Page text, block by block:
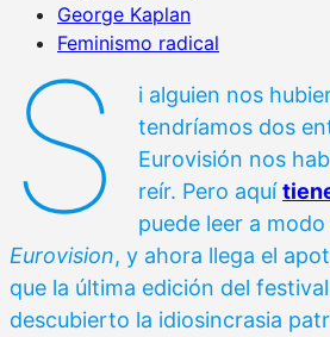
George Kaplan
Feminismo radical
S
i alguien nos
tendríamos dos
Eurovisión nos
reír. Pero aquí
puede leer a modo
Eurovision, y ahora llega el
que la última edición del
descubierto la idiosincrasia